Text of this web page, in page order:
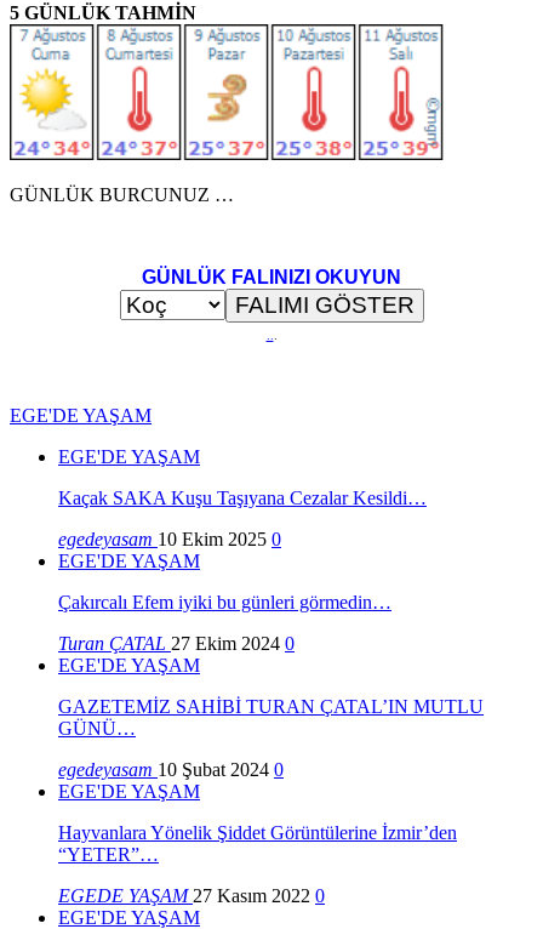
5 GÜNLÜK TAHMİN
GÜNLÜK BURCUNUZ …
GÜNLÜK FALINIZI OKUYUN
EGE'DE YAŞAM
EGE'DE YAŞAM
Kaçak SAKA Kuşu Taşıyana Cezalar Kesildi…
egedeyasam 10 Ekim 2025 0
EGE'DE YAŞAM
Çakırcalı Efem iyiki bu günleri görmedin…
Turan ÇATAL 27 Ekim 2024 0
EGE'DE YAŞAM
GAZETEMİZ SAHİBİ TURAN ÇATAL’IN MUTLU
GÜNÜ…
egedeyasam 10 Şubat 2024 0
EGE'DE YAŞAM
Hayvanlara Yönelik Şiddet Görüntülerine İzmir’den
“YETER”…
EGEDE YAŞAM 27 Kasım 2022 0
EGE'DE YAŞAM